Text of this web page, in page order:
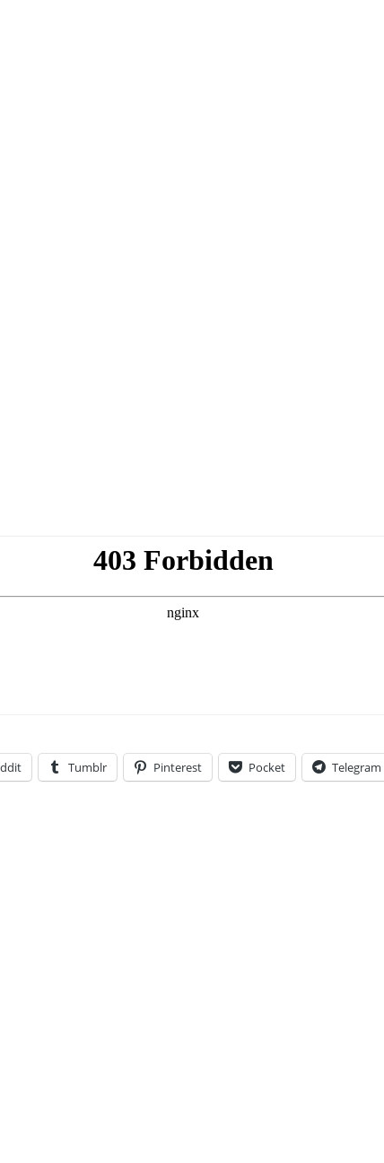
Tumblr Pinterest Pocket Telegram